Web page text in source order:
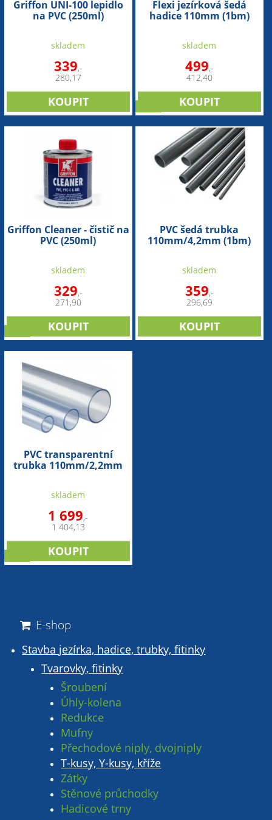
Griffon UNI-100 lepidlo
na PVC (250ml)
skladem
339,-
280,17
Flexi jezírková šedá
hadice 110mm (1bm)
skladem
499,-
412,40
Griffon Cleaner - čistič na
PVC (250ml)
skladem
329,-
271,90
PVC šedá trubka
110mm/4,2mm (1bm)
skladem
359,-
296,69
PVC transparentní
trubka 110mm/2,2mm
skladem
1 699,-
1 404,13
E-shop
Stavba jezírka, hadice, trubky, fitinky
Tvarovky, fitinky
Šroubení
Úhly-kolena
Redukce
Mufny
Přechodové niply, dvojniply
T-kusy, Y-kusy, kříže
Zátky
Stěnové průchodky
Hadicové trny